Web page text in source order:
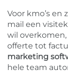
Voor kmo’s en
mail een
wil
offerte tot
marketing
hele team